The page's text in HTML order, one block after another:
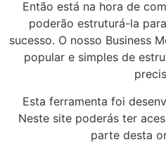
Então está na hora de
poderão estruturá-la
sucesso. O nosso Business
popular e simples de
Esta ferramenta foi
Neste site poderás ter
parte desta